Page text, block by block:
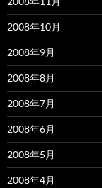
2008年10月
2008年9月
2008年8月
2008年7月
2008年6月
2008年5月
2008年4月